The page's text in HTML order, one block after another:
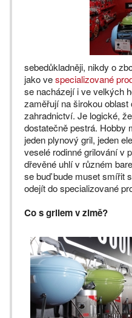
sebedůkladněji, nikdy o
jako vespecializované
se nacházejí i ve velkých
zaměřují na širokou
zahradnictví. Je logické,
dostatečně pestrá. Hobby
jeden plynový gril, jeden
veselé rodinné grilování v
dřevěné uhlí v různém
se buď bude muset smířit
odejít do specializované
Co s grilem v zimě?